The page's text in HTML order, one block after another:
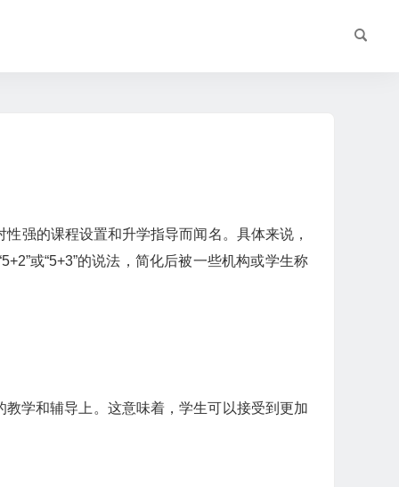
强的课程设置和升学指导而闻名。具体来说，
或“5+3”的说法，简化后被一些机构或学生称
学和辅导上。这意味着，学生可以接受到更加